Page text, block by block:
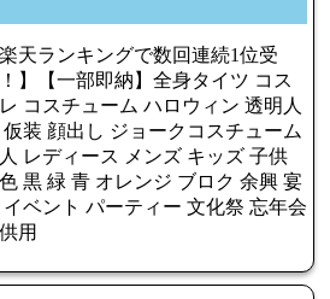
楽天ランキングで数回連続1位受
】【一部即納】全身タイツ コス
コスチューム ハロウィン 透明人
仮装 顔出し ジョークコスチューム
レディース メンズ キッズ 子供
黒 緑 青 オレンジ ブロク 余興 宴
イベント パーティー 文化祭 忘年会
用